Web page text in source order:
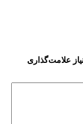
علامت‌گذاری